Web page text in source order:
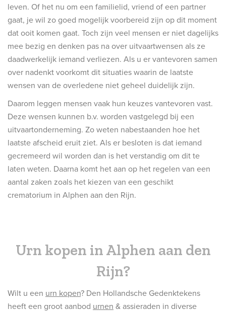
leven. Of het nu om een familielid, vriend of een partner
gaat, je wil zo goed mogelijk voorbereid zijn op dit moment
dat ooit komen gaat. Toch zijn veel mensen er niet dagelijks
mee bezig en denken pas na over uitvaartwensen als ze
daadwerkelijk iemand verliezen. Als u er vantevoren samen
over nadenkt voorkomt dit situaties waarin de laatste
wensen van de overledene niet geheel duidelijk zijn.
Daarom leggen mensen vaak hun keuzes vantevoren vast.
Deze wensen kunnen b.v. worden vastgelegd bij een
uitvaartonderneming. Zo weten nabestaanden hoe het
laatste afscheid eruit ziet. Als er besloten is dat iemand
gecremeerd wil worden dan is het verstandig om dit te
laten weten. Daarna komt het aan op het regelen van een
aantal zaken zoals het kiezen van een geschikt
crematorium in Alphen aan den Rijn.
Urn kopen in Alphen aan den
Rijn?
Wilt u een urn kopen? Den Hollandsche Gedenktekens
heeft een groot aanbod urnen & assieraden in diverse